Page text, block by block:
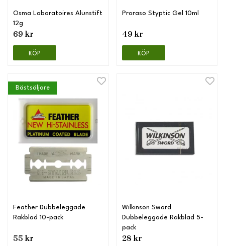
Osma Laboratoires Alunstift
12g
69 kr
KÖP
Proraso Styptic Gel 10ml
49 kr
KÖP
Bästsäljare
Feather Dubbeleggade
Rakblad 10-pack
55 kr
Wilkinson Sword
Dubbeleggade Rakblad 5-
pack
28 kr